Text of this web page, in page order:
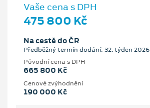
Vaše cena s DPH
475 800 Kč
Na cestě do ČR
Předběžný termín dodání: 32. týden 2026
Původní cena s DPH
665 800 Kč
Cenové zvýhodnění
190 000 Kč